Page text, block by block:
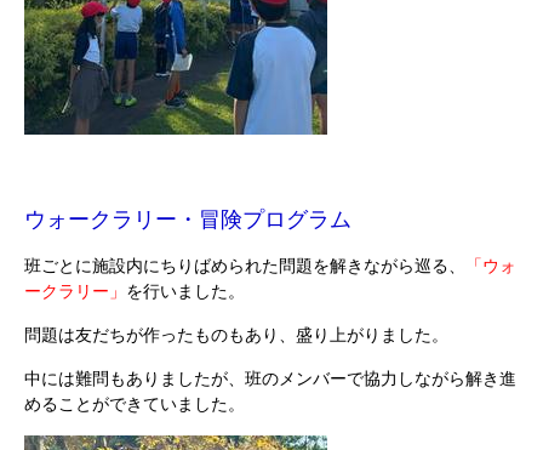
ウォークラリー・冒険プログラム
班ごとに施設内にちりばめられた問題を解きながら巡る、
「ウォ
ークラリー」 を行いました。
問題は友だちが作ったものもあり、盛り上がりました。
中には難問もありましたが、班のメンバーで協力しながら解き進
めることができていました。